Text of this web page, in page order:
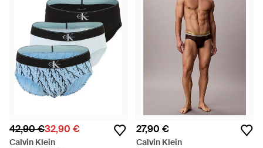
42,90 €32,90 €
Calvin Klein
27,90 €
Calvin Klein